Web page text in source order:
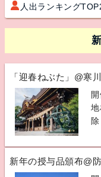
人出ランキング
「迎春ねぶた」@寒
新年の授与品頒布@